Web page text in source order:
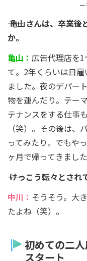
ー
―― 亀山さんは、卒業
か。
亀山： 広告代理店を
て。2年くらいは日
ました。夜のデパー
物を運んだり。テー
テナンスをする仕事
（笑）。その後は、
ってみたり。でもや
ヶ月で帰ってきました
―― けっこう転々とさ
中川： そうそう。大
たよね（笑）。
初めての二
スタート